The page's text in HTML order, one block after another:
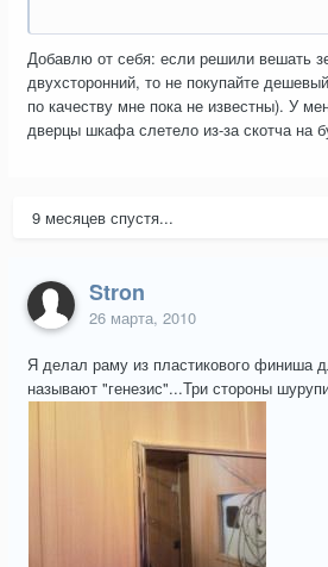
Добавлю от себя: если решили вешать
двухсторонний, то не покупайте
по качеству мне пока не известны). У
дверцы шкафа слетело из-за скотча на
9 месяцев спустя...
Stron
26 марта, 2010
Я делал раму из пластикового финиша
называют "генезис"...Три стороны